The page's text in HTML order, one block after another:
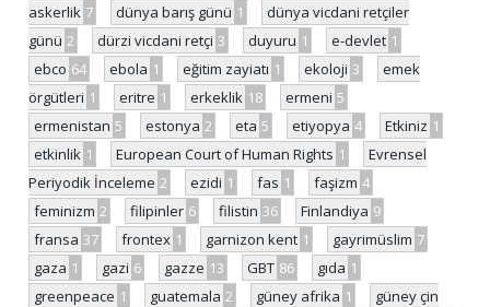
askerlik 7 dünya barış günü 1
dünya vicdani retçiler
günü 2 dürzi vicdani retçi 3 duyuru 1 e-devlet 1
ebco 64 ebola 1 eğitim zayiatı 1 ekoloji 3
emek
örgütleri 1 eritre 1 erkeklik 18 ermeni 5
ermenistan 5 estonya 2 eta 5 etiyopya 4 Etkiniz 1
etkinlik 1 European Court of Human Rights 1
Evrensel
Periyodik İnceleme 2 ezidi 1 fas 1 faşizm 4
feminizm 2 filipinler 6 filistin 36 Finlandiya 9
fransa 37 frontex 1 garnizon kent 1 gayrimüslim 7
gaza 1 gazi 6 gazze 13 GBT 86 gıda 1
greenpeace 1 guatemala 2 güney afrika 1
güney çin